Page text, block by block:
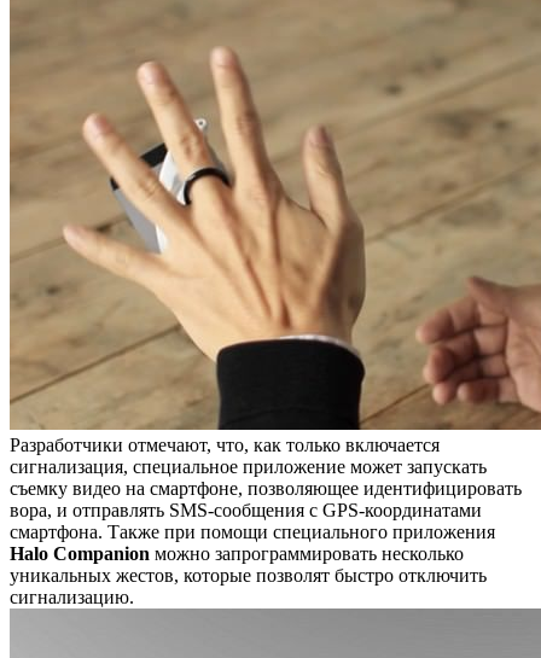
Разработчики отмечают, что, как только включается
сигнализация, специальное приложение может запускать
съемку видео на смартфоне, позволяющее идентифицировать
вора, и отправлять SMS-сообщения с GPS-координатами
смартфона. Также при помощи специального приложения
Halo Companion можно запрограммировать несколько
уникальных жестов, которые позволят быстро отключить
сигнализацию.